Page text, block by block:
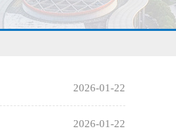
2026-01-22
2026-01-22